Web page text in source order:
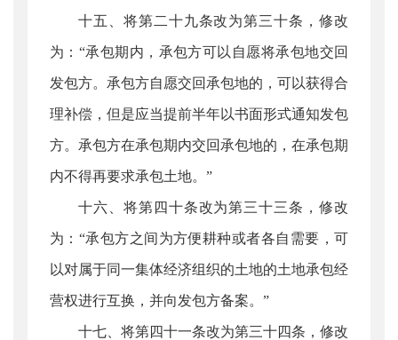
十五、将第二十九条改为第三十条，修改
为：“承包期内，承包方可以自愿将承包地交回
发包方。承包方自愿交回承包地的，可以获得合
理补偿，但是应当提前半年以书面形式通知发包
方。承包方在承包期内交回承包地的，在承包期
内不得再要求承包土地。”
十六、将第四十条改为第三十三条，修改
为：“承包方之间为方便耕种或者各自需要，可
以对属于同一集体经济组织的土地的土地承包经
营权进行互换，并向发包方备案。”
十七、将第四十一条改为第三十四条，修改